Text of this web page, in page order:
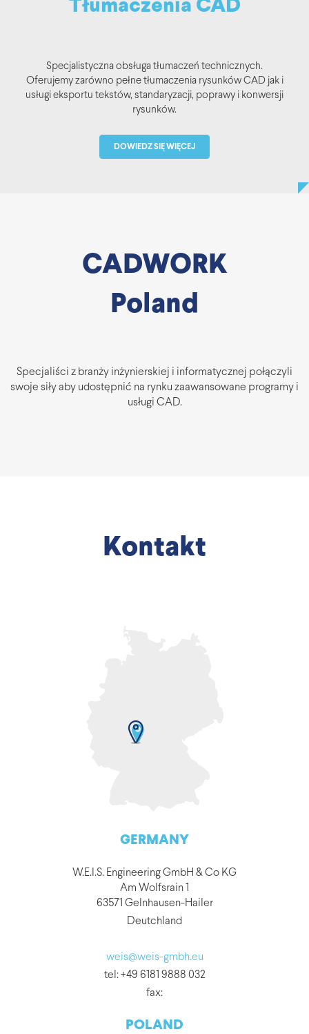
Tłumaczenia CAD
Specjalistyczna obsługa tłumaczeń technicznych.
Oferujemy zarówno pełne tłumaczenia rysunków CAD jak i
usługi eksportu tekstów, standaryzacji, poprawy i konwersji
rysunków.
DOWIEDZ SIĘ WIĘCEJ
CADWORK
Poland
Specjaliści z branży inżynierskiej i informatycznej połączyli
swoje siły aby udostępnić na rynku zaawansowane programy i
usługi CAD.
Kontakt
GERMANY
W.E.I.S. Engineering GmbH & Co KG
Am Wolfsrain 1
63571 Gelnhausen-Hailer
Deutchland
weis@weis-gmbh.eu
tel: +49 6181 9888 032
fax:
POLAND